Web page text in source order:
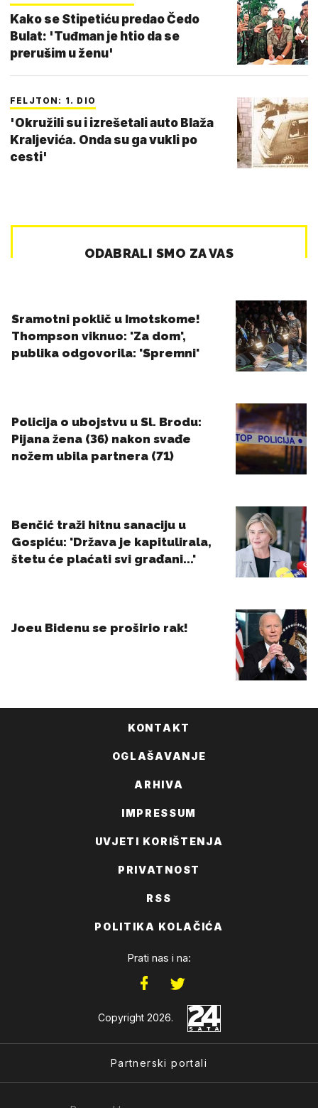
Kako se Stipetiću predao Čedo
Bulat: 'Tuđman je htio da se
prerušim u ženu'
FELJTON: 1. DIO
'Okružili su i izrešetali auto Blaža
Kraljevića. Onda su ga vukli po
cesti'
KONTAKT
OGLAŠAVANJE
ARHIVA
IMPRESSUM
UVJETI KORIŠTENJA
PRIVATNOST
RSS
POLITIKA KOLAČIĆA
Prati nas i na:
Copyright 2026.
Partnerski portali